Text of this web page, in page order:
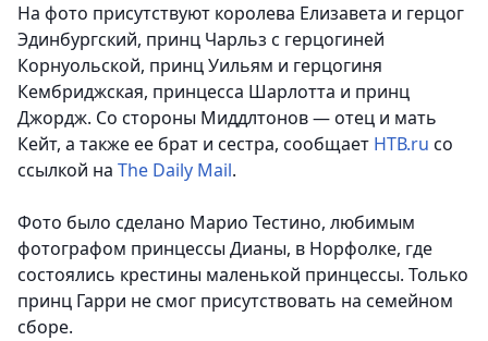
На фото присутствуют королева Елизавета и герцог
Эдинбургский, принц Чарльз с герцогиней
Корнуольской, принц Уильям и герцогиня
Кембриджская, принцесса Шарлотта и принц
Джордж. Со стороны Миддлтонов — отец и мать
Кейт, а также ее брат и сестра, сообщает НТВ.ru со
ссылкой на The Daily Mail.
Фото было сделано Марио Тестино, любимым
фотографом принцессы Дианы, в Норфолке, где
состоялись крестины маленькой принцессы. Только
принц Гарри не смог присутствовать на семейном
сборе.